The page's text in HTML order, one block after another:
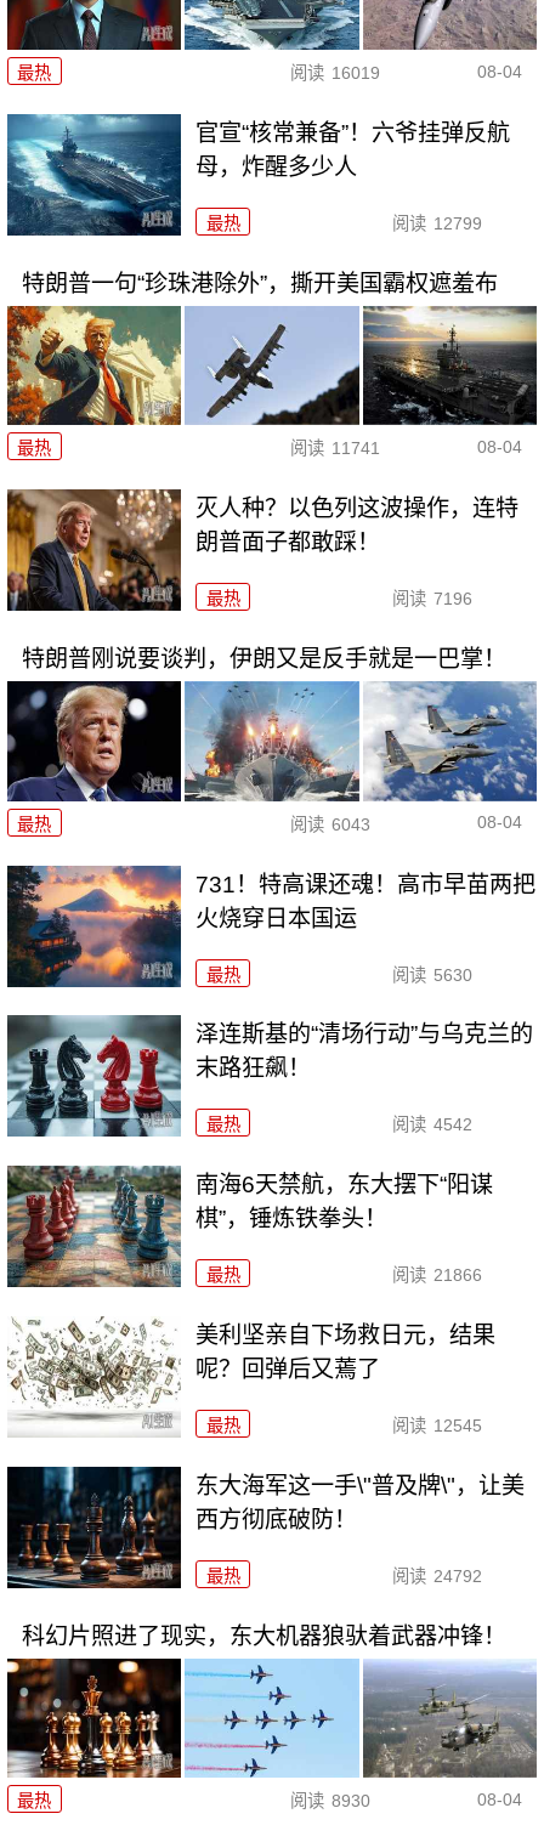
最热 阅读 16019 08-04
官宣“核常兼备”！六爷挂弹反航
母，炸醒多少人
最热 阅读 12799
特朗普一句“珍珠港除外”，撕开美国霸权遮羞布
最热 阅读 11741 08-04
灭人种？以色列这波操作，连特
朗普面子都敢踩！
最热 阅读 7196
特朗普刚说要谈判，伊朗又是反手就是一巴掌！
最热 阅读 6043 08-04
731！特高课还魂！高市早苗两把
火烧穿日本国运
最热 阅读 5630
泽连斯基的“清场行动”与乌克兰的
末路狂飙！
最热 阅读 4542
南海6天禁航，东大摆下“阳谋
棋”，锤炼铁拳头！
最热 阅读 21866
美利坚亲自下场救日元，结果
呢？回弹后又蔫了
最热 阅读 12545
东大海军这一手\"普及牌\"，让美
西方彻底破防！
最热 阅读 24792
科幻片照进了现实，东大机器狼驮着武器冲锋！
最热 阅读 8930 08-04